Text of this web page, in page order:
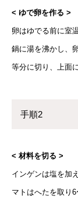
< ゆで卵を作る >
卵はゆでる前に室
鍋に湯を沸かし、
等分に切り、上面
手順2
< 材料を切る >
インゲンは塩を加
マトはへたを取り